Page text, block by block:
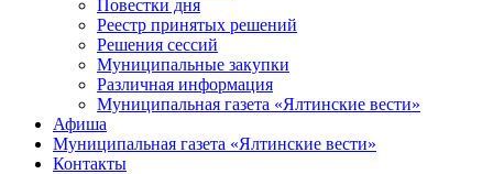
Повестки дня
Реестр принятых решений
Решения сессий
Муниципальные закупки
Различная информация
Муниципальная газета «Ялтинские вести»
Афиша
Муниципальная газета «Ялтинские вести»
Контакты